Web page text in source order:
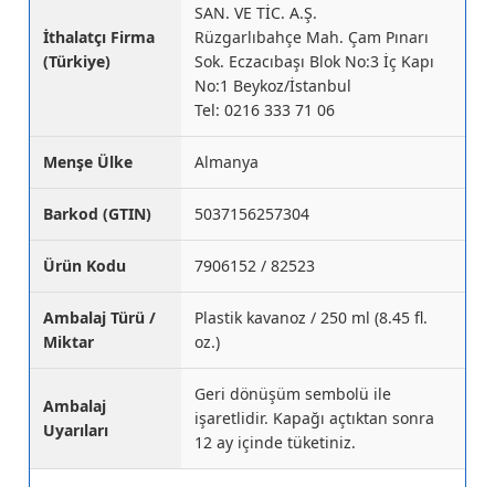
İthalatçı Firma
(Türkiye)
SAN. VE TİC. A.Ş.
Rüzgarlıbahçe Mah. Çam Pınarı
Sok. Eczacıbaşı Blok No:3 İç Kapı
No:1 Beykoz/İstanbul
Tel: 0216 333 71 06
Menşe Ülke Almanya
Barkod (GTIN) 5037156257304
Ürün Kodu 7906152 / 82523
Ambalaj Türü /
Miktar
Plastik kavanoz / 250 ml (8.45 fl.
oz.)
Ambalaj
Uyarıları
Geri dönüşüm sembolü ile
işaretlidir. Kapağı açtıktan sonra
12 ay içinde tüketiniz.